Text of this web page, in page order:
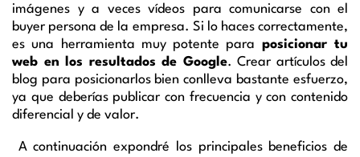
imágenes y a veces vídeos para comunicarse con el
buyer persona de la empresa. Si lo haces correctamente,
es una herramienta muy potente para posicionar tu
web en los resultados de Google. Crear artículos del
blog para posicionarlos bien conlleva bastante esfuerzo,
ya que deberías publicar con frecuencia y con contenido
diferencial y de valor.
A continuación expondré los principales beneficios de